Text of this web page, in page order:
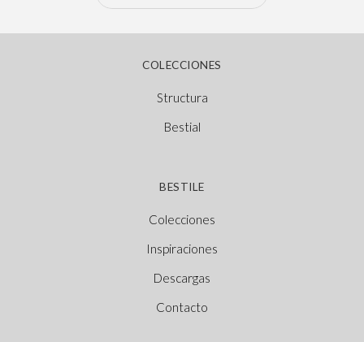
COLECCIONES
Structura
Bestial
BESTILE
Colecciones
Inspiraciones
Descargas
Contacto